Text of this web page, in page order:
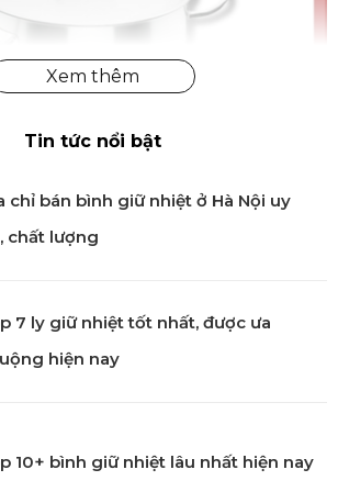
LACOR Chef Classic 20.8L
sản xuất
Classic được sản xuất bằng công
trọng và an toàn, tối ưu hóa khả
và phân phối nhiệt đều. Áp dụng
Tin tức nổi bật
chỉ bán bình giữ nhiệt ở Hà Nội uy
chất lượng
7 ly giữ nhiệt tốt nhất, được ưa
hiện nay
10+ bình giữ nhiệt lâu nhất hiện nay